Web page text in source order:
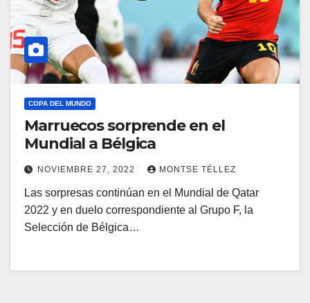
COPA DEL MUNDO
Marruecos sorprende en el
Mundial a Bélgica
NOVIEMBRE 27, 2022 MONTSE TÉLLEZ
Las sorpresas continúan en el Mundial de Qatar
2022 y en duelo correspondiente al Grupo F, la
Selección de Bélgica…